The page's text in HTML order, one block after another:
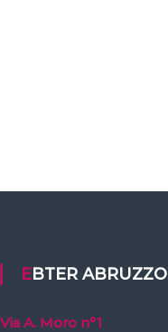
EBTER ABRUZZO
Via A. Moro n°1